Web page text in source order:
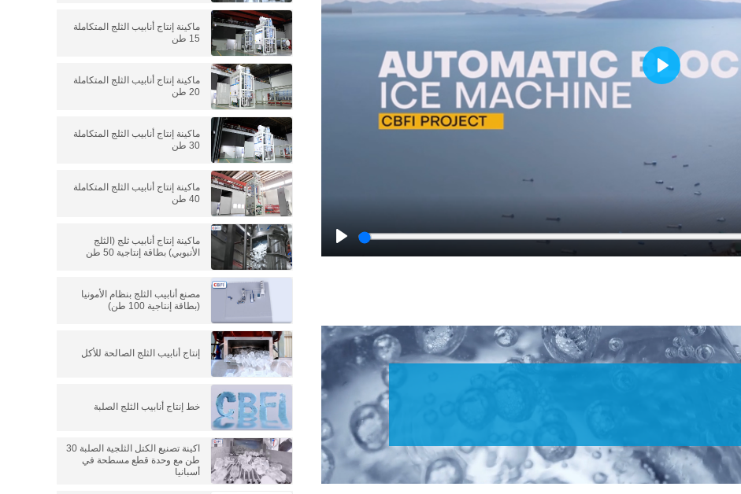
Play
Play
ماكينة إنتاج أنابيب الثلج المتكاملة
15 طن
ماكينة إنتاج أنابيب الثلج المتكاملة
20 طن
ماكينة إنتاج أنابيب الثلج المتكاملة
30 طن
ماكينة إنتاج أنابيب الثلج المتكاملة
40 طن
ماكينة إنتاج أنابيب ثلج (الثلج
الأنبوبي) بطاقة إنتاجية 50 طن
مصنع أنابيب الثلج بنظام الأمونيا
(بطاقة إنتاجية 100 طن)
إنتاج أنابيب الثلج الصالحة للأكل
خط إنتاج أنابيب الثلج الصلبة
اكينة تصنيع الكتل الثلجية الصلبة 30
طن مع وحدة قطع مسطحة في
أسبانيا